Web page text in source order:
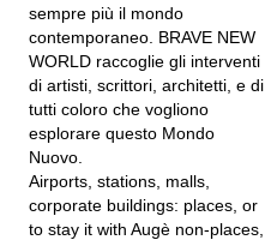
sempre più il mondo
contemporaneo. BRAVE NEW
WORLD raccoglie gli interventi
di artisti, scrittori, architetti, e di
tutti coloro che vogliono
esplorare questo Mondo
Nuovo.
Airports, stations, malls,
corporate buildings: places, or
to stay it with Augè non-places,